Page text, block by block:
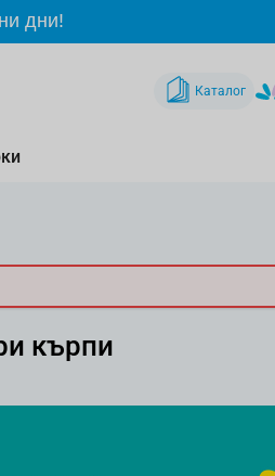
дни!
Каталог
кърпи